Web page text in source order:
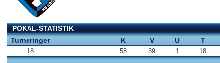
POKAL-STATISTIK
Turneringer
K V U T
18 58 39 1 18